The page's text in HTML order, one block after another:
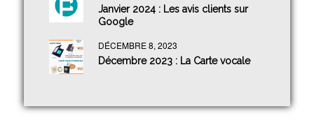
Janvier 2024 : Les avis clients sur
Google
DÉCEMBRE 8, 2023
Décembre 2023 : La Carte vocale